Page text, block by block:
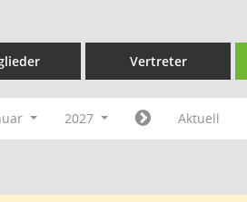
Vertreter
2027 Aktuell